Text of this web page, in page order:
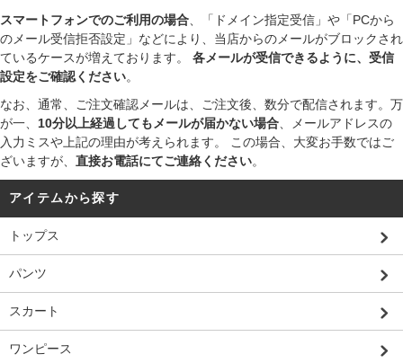
スマートフォンでのご利用の場合 、「ドメイン指定受信」や「PCから
のメール受信拒否設定」などにより、当店からのメールがブロックされ
ているケースが増えております。 各メールが受信できるように、受信
設定をご確認ください。
なお、通常、ご注文確認メールは、ご注文後、数分で配信されます。万
が一、 10分以上経過してもメールが届かない場合 、メールアドレスの
入力ミスや上記の理由が考えられます。 この場合、大変お手数ではご
ざいますが、 直接お電話にてご連絡ください。
アイテムから探す
トップス
パンツ
スカート
ワンピース